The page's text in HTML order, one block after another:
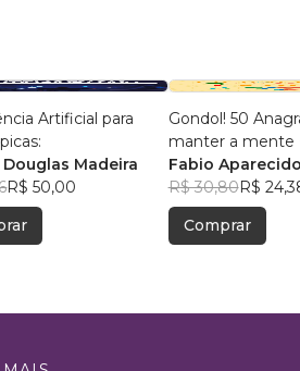
Artificial para
Douglas Madeira
R$ 50,00
Gondol! 50
manter a mente
Fabio
R$ 30,80R$
Comprar